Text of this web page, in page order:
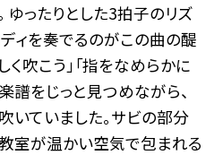
ゆったりとした3拍子のリズ
ィを奏でるのがこの曲の醍
く吹こう」「指をなめらかに
譜をじっと見つめながら、
いていました。サビの部分
室が温かい空気で包まれる